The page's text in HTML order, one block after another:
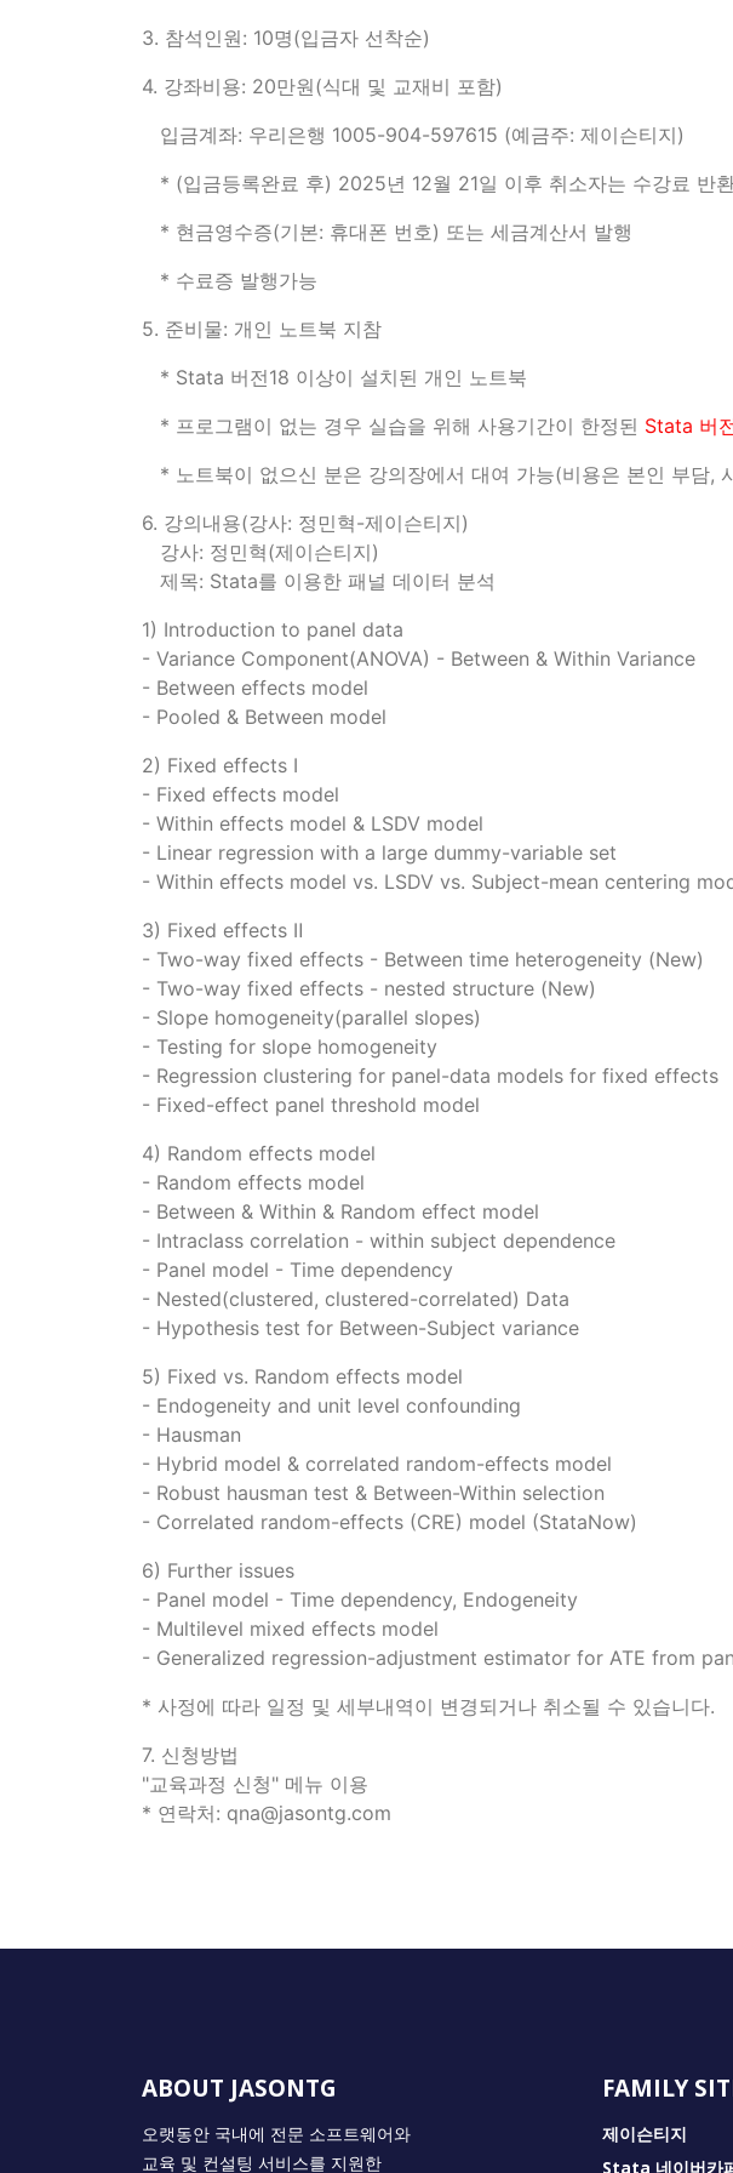
3. 참석인원: 10명(입금자 선착순)
4. 강좌비용: 20만원(식대 및 교재비 포함)
입금계좌: 우리은행 1005-904-597615 (예금주: 제이슨티지)
* (입금등록완료 후) 2025년 12월 21일 이후 취소자는 수강료 반
* 현금영수증(기본: 휴대폰 번호) 또는 세금계산서 발행
* 수료증 발행가능
5. 준비물: 개인 노트북 지참
* Stata 버전18 이상이 설치된 개인 노트북
* 프로그램이 없는 경우 실습을 위해 사용기간이 한정된 Stata 버
* 노트북이 없으신 분은 강의장에서 대여 가능(비용은 본인 부담,
6. 강의내용(강사: 정민혁-제이슨티지)
강사: 정민혁(제이슨티지)
제목: Stata를 이용한 패널 데이터 분석
1) Introduction to panel data
- Variance Component(ANOVA) - Between & Within Variance
- Between effects model
- Pooled & Between model
2) Fixed effects Ⅰ
- Fixed effects model
- Within effects model & LSDV model
- Linear regression with a large dummy-variable set
- Within effects model vs. LSDV vs. Subject-mean centering
3) Fixed effects Ⅱ
- Two-way fixed effects - Between time heterogeneity (New)
- Two-way fixed effects - nested structure (New)
- Slope homogeneity(parallel slopes)
- Testing for slope homogeneity
- Regression clustering for panel-data models for fixed effects
- Fixed-effect panel threshold model
4) Random effects model
- Random effects model
- Between & Within & Random effect model
- Intraclass correlation - within subject dependence
- Panel model - Time dependency
- Nested(clustered, clustered-correlated) Data
- Hypothesis test for Between-Subject variance
5) Fixed vs. Random effects model
- Endogeneity and unit level confounding
- Hausman
- Hybrid model & correlated random-effects model
- Robust hausman test & Between-Within selection
- Correlated random-effects (CRE) model (StataNow)
6) Further issues
- Panel model - Time dependency, Endogeneity
- Multilevel mixed effects model
- Generalized regression-adjustment estimator for ATE from
* 사정에 따라 일정 및 세부내역이 변경되거나 취소될 수 있습니다.
​7. 신청방법
"교육과정 신청" 메뉴 이용
​* 연락처: qna@jasontg.com
ABOUT JASONTG
오랫동안 국내에 전문 소프트웨어와
교육 및 컨설팅 서비스를 지원한
FAMILY
제이슨티지
Stata 네이버카